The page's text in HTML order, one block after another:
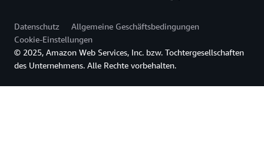
Datenschutz
Allgemeine Geschäftsbedingungen
Cookie-Einstellungen
© 2025, Amazon Web Services, Inc. bzw. Tochtergesellschaften
des Unternehmens. Alle Rechte vorbehalten.